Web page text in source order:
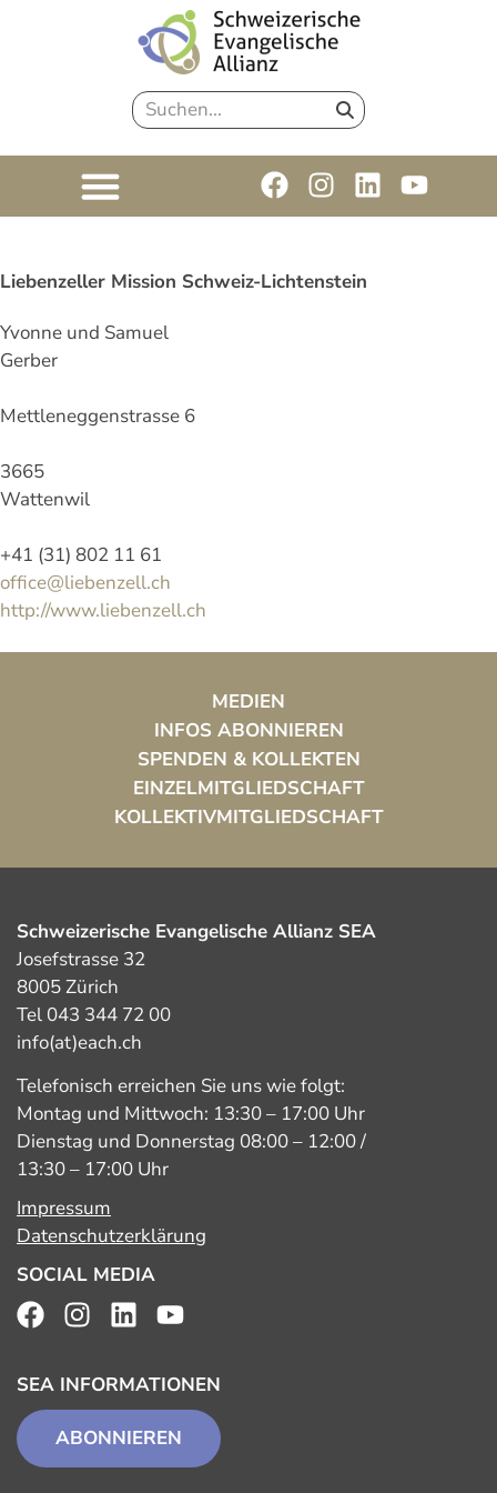
Liebenzeller Mission Schweiz-Lichtenstein
Yvonne und Samuel
Gerber
Mettleneggenstrasse 6
3665
Wattenwil
+41 (31) 802 11 61
office@liebenzell.ch
http://www.liebenzell.ch
MEDIEN
INFOS ABONNIEREN
SPENDEN & KOLLEKTEN
EINZELMITGLIEDSCHAFT
KOLLEKTIVMITGLIEDSCHAFT
Schweizerische Evangelische Allianz SEA
Josefstrasse 32
8005 Zürich
Tel 043 344 72 00
info(at)each.ch
Telefonisch erreichen Sie uns wie folgt:
Montag und Mittwoch: 13:30 – 17:00 Uhr
Dienstag und Donnerstag 08:00 – 12:00 /
13:30 – 17:00 Uhr
Impressum
Datenschutzerklärung
SOCIAL MEDIA
SEA INFORMATIONEN
ABONNIEREN